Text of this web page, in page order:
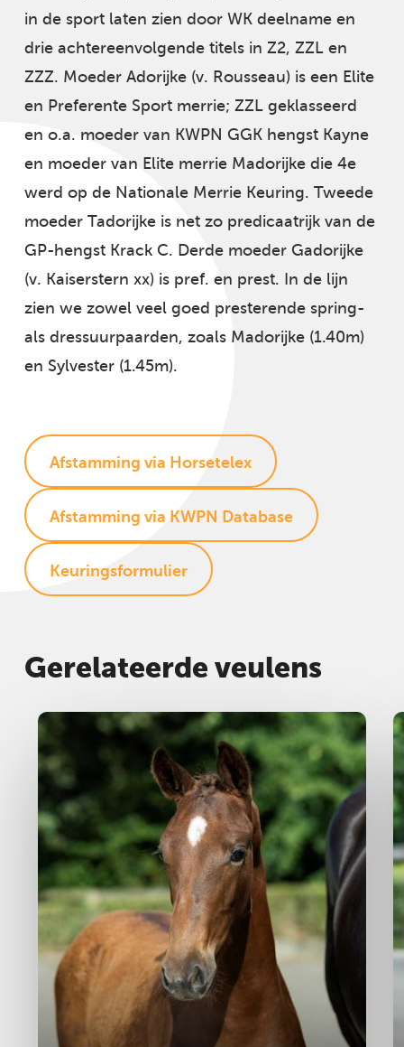
Afstamming via Horsetelex
Afstamming via KWPN Database
Keuringsformulier
in de sport laten zien door WK deelname en
drie achtereenvolgende titels in Z2, ZZL en
ZZZ. Moeder Adorijke (v. Rousseau) is een Elite
en Preferente Sport merrie; ZZL geklasseerd
en o.a. moeder van KWPN GGK hengst Kayne
en moeder van Elite merrie Madorijke die 4e
werd op de Nationale Merrie Keuring. Tweede
moeder Tadorijke is net zo predicaatrijk van de
GP-hengst Krack C. Derde moeder Gadorijke
(v. Kaiserstern xx) is pref. en prest. In de lijn
zien we zowel veel goed presterende spring-
als dressuurpaarden, zoals Madorijke (1.40m)
en Sylvester (1.45m).
Gerelateerde veulens
Hengst 2025